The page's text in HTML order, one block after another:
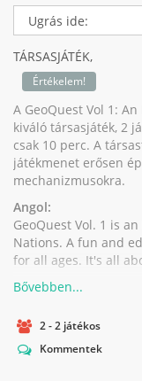
TÁRSASJÁTÉK,
Értékelem!
A GeoQuest Vol 1:
kiváló társasjáték, 2
csak 10 perc. A
játékmenet erősen
mechanizmusokra.
Angol:
GeoQuest Vol. 1 is
Nations. A fun and
for all ages. It's all
2 - 2 játékos
Kommentek